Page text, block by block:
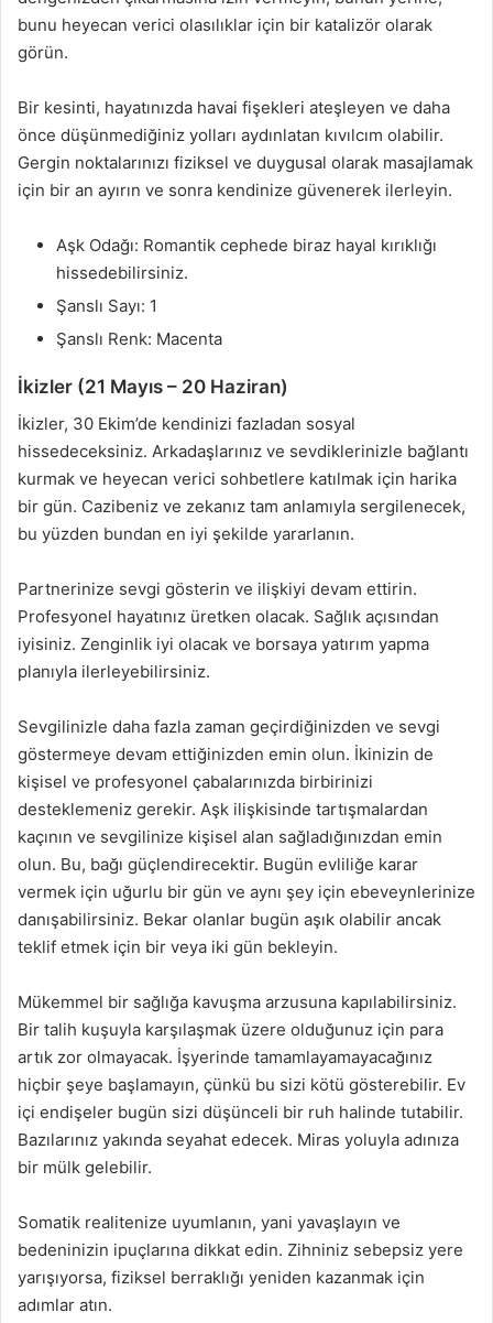
bunu heyecan verici olasılıklar için bir katalizör olarak
görün.
Bir kesinti, hayatınızda havai fişekleri ateşleyen ve daha
önce düşünmediğiniz yolları aydınlatan kıvılcım olabilir.
Gergin noktalarınızı fiziksel ve duygusal olarak masajlamak
için bir an ayırın ve sonra kendinize güvenerek ilerleyin.
Aşk Odağı: Romantik cephede biraz hayal kırıklığı
hissedebilirsiniz.
Şanslı Sayı: 1
Şanslı Renk: Macenta
İkizler (21 Mayıs – 20 Haziran)
İkizler, 30 Ekim’de kendinizi fazladan sosyal
hissedeceksiniz. Arkadaşlarınız ve sevdiklerinizle bağlantı
kurmak ve heyecan verici sohbetlere katılmak için harika
bir gün. Cazibeniz ve zekanız tam anlamıyla sergilenecek,
bu yüzden bundan en iyi şekilde yararlanın.
Partnerinize sevgi gösterin ve ilişkiyi devam ettirin.
Profesyonel hayatınız üretken olacak. Sağlık açısından
iyisiniz. Zenginlik iyi olacak ve borsaya yatırım yapma
planıyla ilerleyebilirsiniz.
Sevgilinizle daha fazla zaman geçirdiğinizden ve sevgi
göstermeye devam ettiğinizden emin olun. İkinizin de
kişisel ve profesyonel çabalarınızda birbirinizi
desteklemeniz gerekir. Aşk ilişkisinde tartışmalardan
kaçının ve sevgilinize kişisel alan sağladığınızdan emin
olun. Bu, bağı güçlendirecektir. Bugün evliliğe karar
vermek için uğurlu bir gün ve aynı şey için ebeveynlerinize
danışabilirsiniz. Bekar olanlar bugün aşık olabilir ancak
teklif etmek için bir veya iki gün bekleyin.
Mükemmel bir sağlığa kavuşma arzusuna kapılabilirsiniz.
Bir talih kuşuyla karşılaşmak üzere olduğunuz için para
artık zor olmayacak. İşyerinde tamamlayamayacağınız
hiçbir şeye başlamayın, çünkü bu sizi kötü gösterebilir. Ev
içi endişeler bugün sizi düşünceli bir ruh halinde tutabilir.
Bazılarınız yakında seyahat edecek. Miras yoluyla adınıza
bir mülk gelebilir.
Somatik realitenize uyumlanın, yani yavaşlayın ve
bedeninizin ipuçlarına dikkat edin. Zihniniz sebepsiz yere
yarışıyorsa, fiziksel berraklığı yeniden kazanmak için
adımlar atın.